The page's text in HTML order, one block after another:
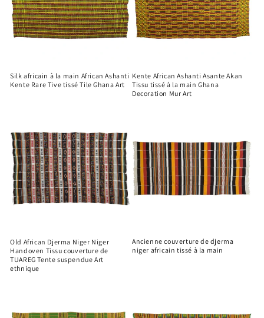
Silk africain à la main African Ashanti
Kente Rare Tive tissé Tile Ghana Art
Kente African Ashanti Asante Akan
Tissu tissé à la main Ghana
Decoration Mur Art
Old African Djerma Niger Niger
Handoven Tissu couverture de
TUAREG Tente suspendue Art
ethnique
Ancienne couverture de djerma
niger africain tissé à la main